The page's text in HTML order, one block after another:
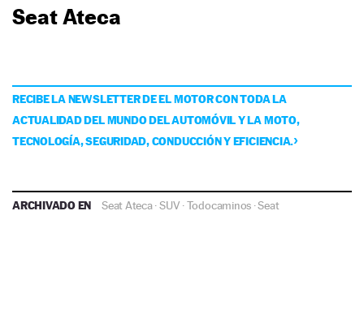
Seat Ateca
RECIBE LA NEWSLETTER DE EL MOTOR CON TODA LA
ACTUALIDAD DEL MUNDO DEL AUTOMÓVIL Y LA MOTO,
TECNOLOGÍA, SEGURIDAD, CONDUCCIÓN Y EFICIENCIA.
ARCHIVADO EN Seat Ateca·SUV ·Todocaminos ·Seat